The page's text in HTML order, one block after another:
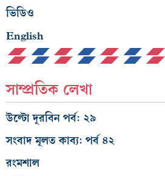
ভিডিও
English
সাম্প্রতিক লেখা
উল্টো দূরবিন পর্ব: ২৯
সংবাদ মূলত কাব্য: পর্ব ৪২
রংমশাল